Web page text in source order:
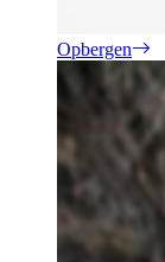
Opbergen